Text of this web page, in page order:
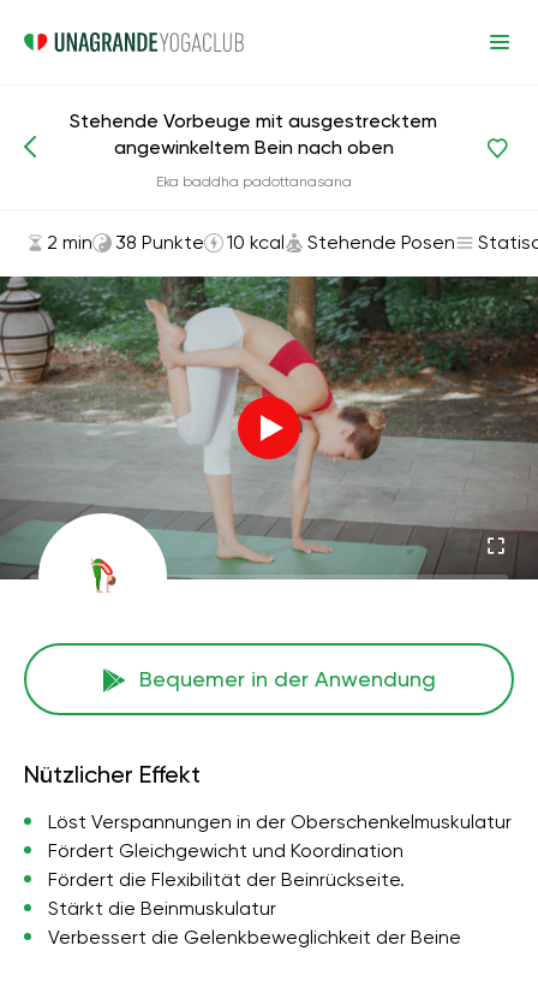
Asanas und Übungen Stehende Posen
Stehende Vorbeuge mit ausgestrecktem
angewinkeltem Bein nach oben
Eka baddha padottanasana
2 min 38 Punkte 10 kcal Stehende Posen
Bequemer in der Anwendung
Nützlicher Effekt
Löst Verspannungen in der Oberschenkelmuskulatur
Fördert Gleichgewicht und Koordination
Fördert die Flexibilität der Beinrückseite.
Stärkt die Beinmuskulatur
Verbessert die Gelenkbeweglichkeit der Beine